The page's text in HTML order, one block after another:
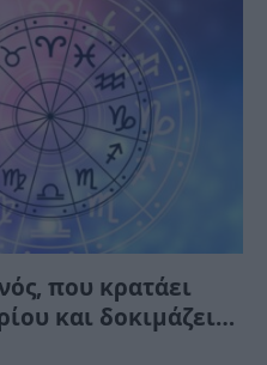
που κρατάει
και δοκιμάζει
στην